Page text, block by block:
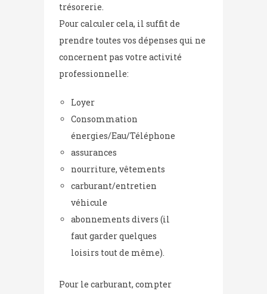
trésorerie.
Pour calculer cela, il suffit de
prendre toutes vos dépenses qui ne
concernent pas votre activité
professionnelle:
Loyer
Consommation
énergies/Eau/Téléphone
assurances
nourriture, vêtements
carburant/entretien
véhicule
abonnements divers (il
faut garder quelques
loisirs tout de même).
Pour le carburant, compter